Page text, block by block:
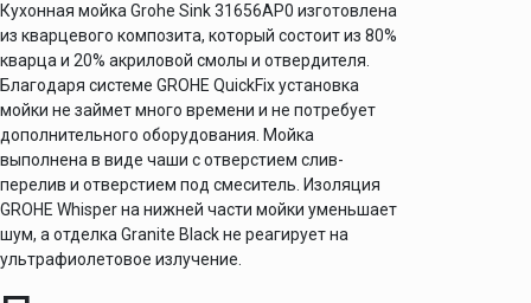
Кухонная мойка Grohe Sink 31656AP0 изготовлена
из кварцевого композита, который состоит из 80%
кварца и 20% акриловой смолы и отвердителя.
Благодаря системе GROHE QuickFix установка
мойки не займет много времени и не потребует
дополнительного оборудования. Мойка
выполнена в виде чаши с отверстием слив-
перелив и отверстием под смеситель. Изоляция
GROHE Whisper на нижней части мойки уменьшает
шум, а отделка Granite Black не реагирует на
ультрафиолетовое излучение.